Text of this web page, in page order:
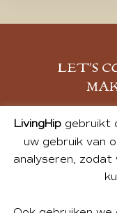
LET’S
LivingHipgebruikt
uw gebruik van
analyseren,